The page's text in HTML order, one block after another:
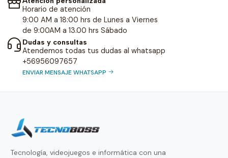
Horario de atención
9:00 AM a 18:00 hrs de Lunes a Viernes
de 9:00AM a 13.00 hrs Sábado
Dudas y consultas
Atendemos todas tus dudas al whatsapp
+56956097657
ENVIAR MENSAJE WHATSAPP
Tecnología, videojuegos e informática con una